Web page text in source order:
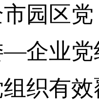
园区
企业党
织有